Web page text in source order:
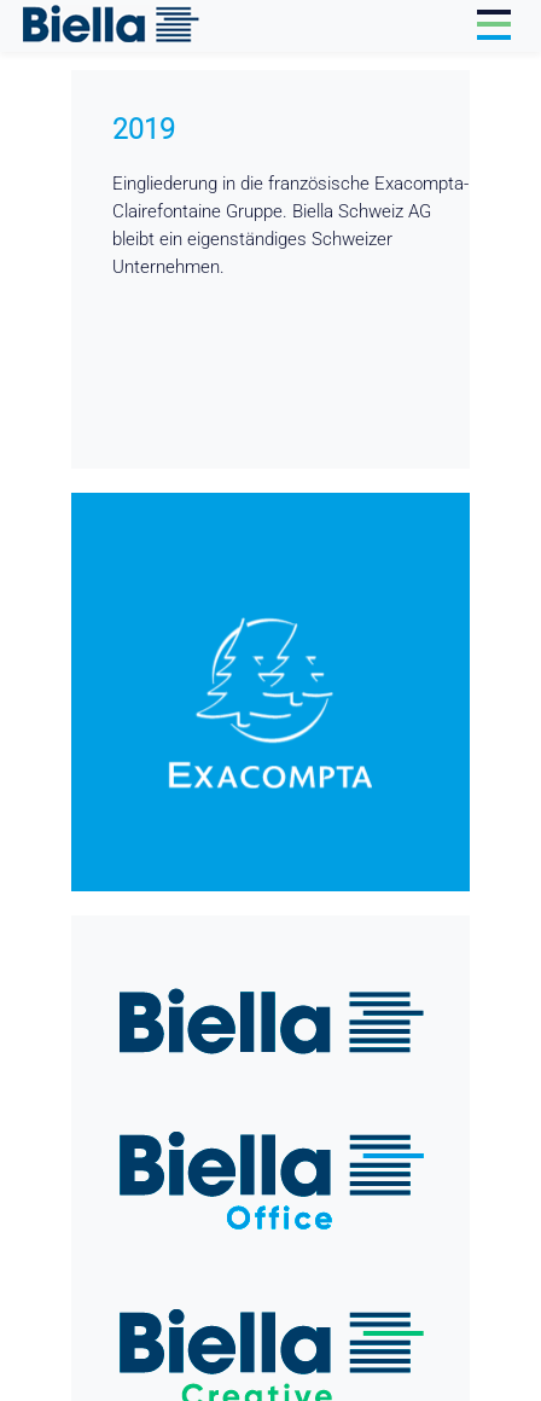
2019
Eingliederung in die französische Exacompta-
Clairefontaine Gruppe. Biella Schweiz AG
bleibt ein eigenständiges Schweizer
Unternehmen.
Cookie-Einstellungen